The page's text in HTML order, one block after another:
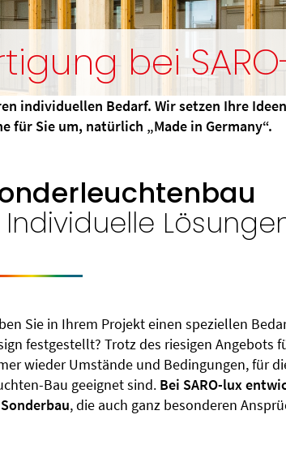
bei
individuellen Bedarf. Wir setzen Ihre Ideen
Sie um, natürlich „Made in Germany“.
Individuelle
Sie in Ihrem Projekt einen speziellen
festgestellt? Trotz des riesigen Angebots
wieder Umstände und Bedingungen, für
Bau geeignet sind. Bei SARO-lux
, die auch ganz besonderen